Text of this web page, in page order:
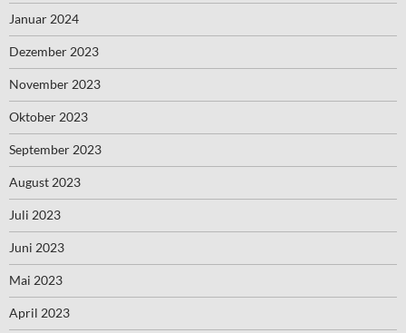
Januar 2024
Dezember 2023
November 2023
Oktober 2023
September 2023
August 2023
Juli 2023
Juni 2023
Mai 2023
April 2023